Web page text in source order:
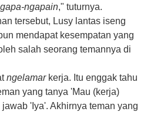
ngapain," tuturnya.
tersebut, Lusy lantas iseng
mendapat kesempatan yang
salah seorang temannya di
ngelamarkerja. Itu enggak tahu
yang tanya 'Mau (kerja)
'Iya'. Akhirnya teman yang